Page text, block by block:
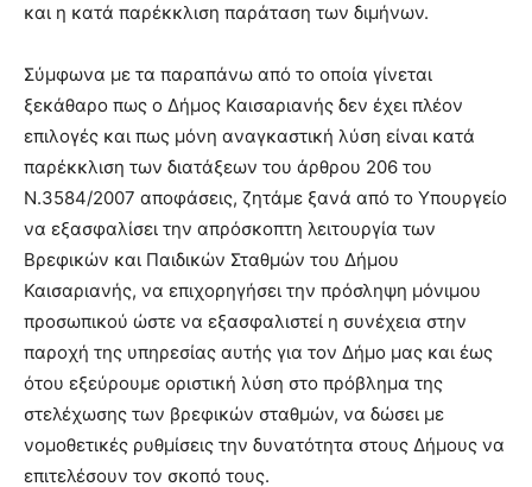
και η κατά παρέκκλιση παράταση των διμήνων.
Σύμφωνα με τα παραπάνω από το οποία γίνεται
ξεκάθαρο πως ο Δήμος Καισαριανής δεν έχει πλέον
επιλογές και πως μόνη αναγκαστική λύση είναι κατά
παρέκκλιση των διατάξεων του άρθρου 206 του
Ν.3584/2007 αποφάσεις, ζητάμε ξανά από το Υπουργείο
να εξασφαλίσει την απρόσκοπτη λειτουργία των
Βρεφικών και Παιδικών Σταθμών του Δήμου
Καισαριανής, να επιχορηγήσει την πρόσληψη μόνιμου
προσωπικού ώστε να εξασφαλιστεί η συνέχεια στην
παροχή της υπηρεσίας αυτής για τον Δήμο μας και έως
ότου εξεύρουμε οριστική λύση στο πρόβλημα της
στελέχωσης των βρεφικών σταθμών, να δώσει με
νομοθετικές ρυθμίσεις την δυνατότητα στους Δήμους να
επιτελέσουν τον σκοπό τους.